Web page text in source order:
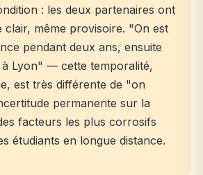
: les deux partenaires ont
clair, même provisoire. "On est
pendant deux ans, ensuite
Lyon" — cette temporalité,
est très différente de "on
permanente sur la
facteurs les plus corrosifs
étudiants en longue distance.